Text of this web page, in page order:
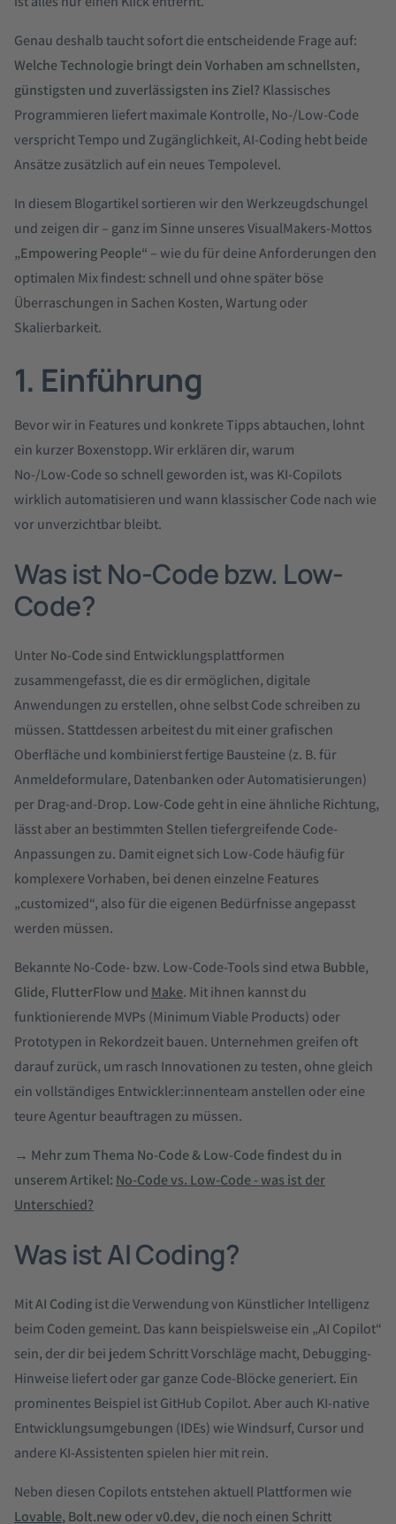
Genau deshalb taucht sofort die entscheidende Frage auf:
Welche Technologie bringt dein Vorhaben am schnellsten,
günstigsten und zuverlässigsten ins Ziel? Klassisches
Programmieren liefert maximale Kontrolle, No-/Low-Code
verspricht Tempo und Zugänglichkeit, AI-Coding hebt beide
Ansätze zusätzlich auf ein neues Tempolevel.
In diesem Blogartikel sortieren wir den Werkzeugdschungel
und zeigen dir – ganz im Sinne unseres VisualMakers-Mottos
„Empowering People“ – wie du für deine Anforderungen den
optimalen Mix findest: schnell und ohne später böse
Überraschungen in Sachen Kosten, Wartung oder
Skalierbarkeit.
1. Einführung
Bevor wir in Features und konkrete Tipps abtauchen, lohnt
ein kurzer Boxenstopp. Wir erklären dir, warum
No‑/Low‑Code so schnell geworden ist, was KI‑Copilots
wirklich automatisieren und wann klassischer Code nach wie
vor unverzichtbar bleibt.
Was ist No-Code bzw. Low-
Code?
UnterNo-Codesind Entwicklungsplattformen
zusammengefasst, die es dir ermöglichen, digitale
Anwendungen zu erstellen, ohne selbst Code schreiben zu
müssen. Stattdessen arbeitest du mit einer grafischen
Oberfläche und kombinierst fertige Bausteine (z. B. für
Anmeldeformulare, Datenbanken oder Automatisierungen)
per Drag-and-Drop. Low-Codegeht in eine ähnliche Richtung,
lässt aber an bestimmten Stellen tiefergreifende Code-
Anpassungen zu. Damit eignet sich Low-Code häufig für
komplexere Vorhaben, bei denen einzelne Features
„customized“, also für die eigenen Bedürfnisse angepasst
werden müssen.
Bekannte No-Code- bzw. Low-Code-Tools sind etwa Bubble,
Glide, FlutterFlow und Make. Mit ihnen kannst du
funktionierende MVPs (Minimum Viable Products) oder
Prototypen in Rekordzeit bauen. Unternehmen greifen oft
darauf zurück, um rasch Innovationen zu testen, ohne gleich
ein vollständiges Entwickler:innenteam anstellen oder eine
teure Agentur beauftragen zu müssen.
→ Mehr zum Thema No-Code & Low-Code findest du in
unserem Artikel: No-Code vs. Low-Code - was ist der
Unterschied?
Was ist AI Coding?
MitAI Codingist die Verwendung von Künstlicher Intelligenz
beim Coden gemeint. Das kann beispielsweise ein „AI Copilot“
sein, der dir bei jedem Schritt Vorschläge macht, Debugging-
Hinweise liefert oder gar ganze Code-Blöcke generiert. Ein
prominentes Beispiel ist GitHub Copilot. Aber auch KI-native
Entwicklungsumgebungen (IDEs) wie Windsurf, Cursor und
andere KI-Assistenten spielen hier mit rein.
Neben diesen Copilots entstehen aktuell Plattformen wie
Lovable, Bolt.new oderv0.dev, die noch einen Schritt